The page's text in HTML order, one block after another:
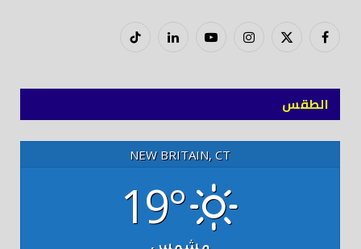
فيسبوكX
إنستغراميوتيوب لينكدود
تيك
الطقس
NEW BRITAIN, CT
19°
مشمس